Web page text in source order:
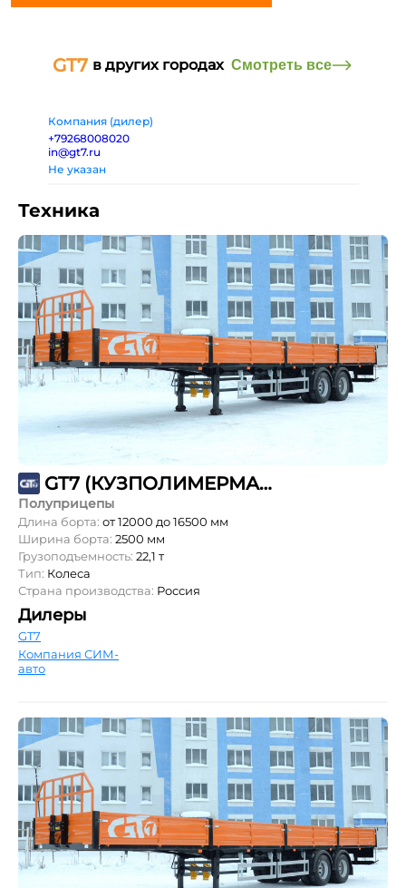
GT7 в других городах Смотреть все
Компания (дилер)
+79268008020
in@gt7.ru
Не указан
Техника
GT7 (КУЗПОЛИМЕРМАШ) ППБ-22
Полуприцепы
Длина борта: от 12000 до 16500 мм
Ширина борта: 2500 мм
Грузоподъемность: 22,1 т
Тип: Колеса
Страна производства: Россия
Дилеры
GT7
Компания СИМ-
авто